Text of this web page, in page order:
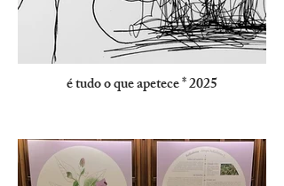
é tudo o que apetece * 2025